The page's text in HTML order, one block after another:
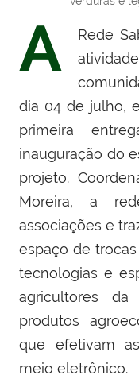
A
Rede
dia 04 de julho,
primeira
inauguração do
projeto.
Moreira, a
associações e
espaço de
tecnologias e
agricultores
produtos
que efetivam
meio eletrônico.